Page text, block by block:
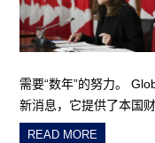
需要“数年”的努力。
新消息，它提供了本国
READ MORE